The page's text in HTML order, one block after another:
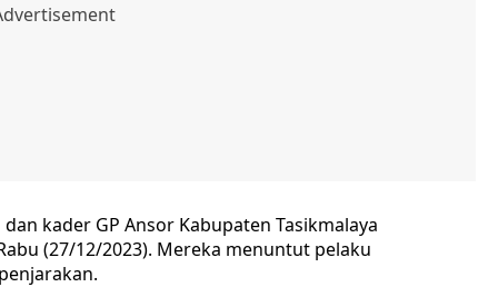
kader GP Ansor Kabupaten Tasikmalaya
(27/12/2023). Mereka menuntut pelaku